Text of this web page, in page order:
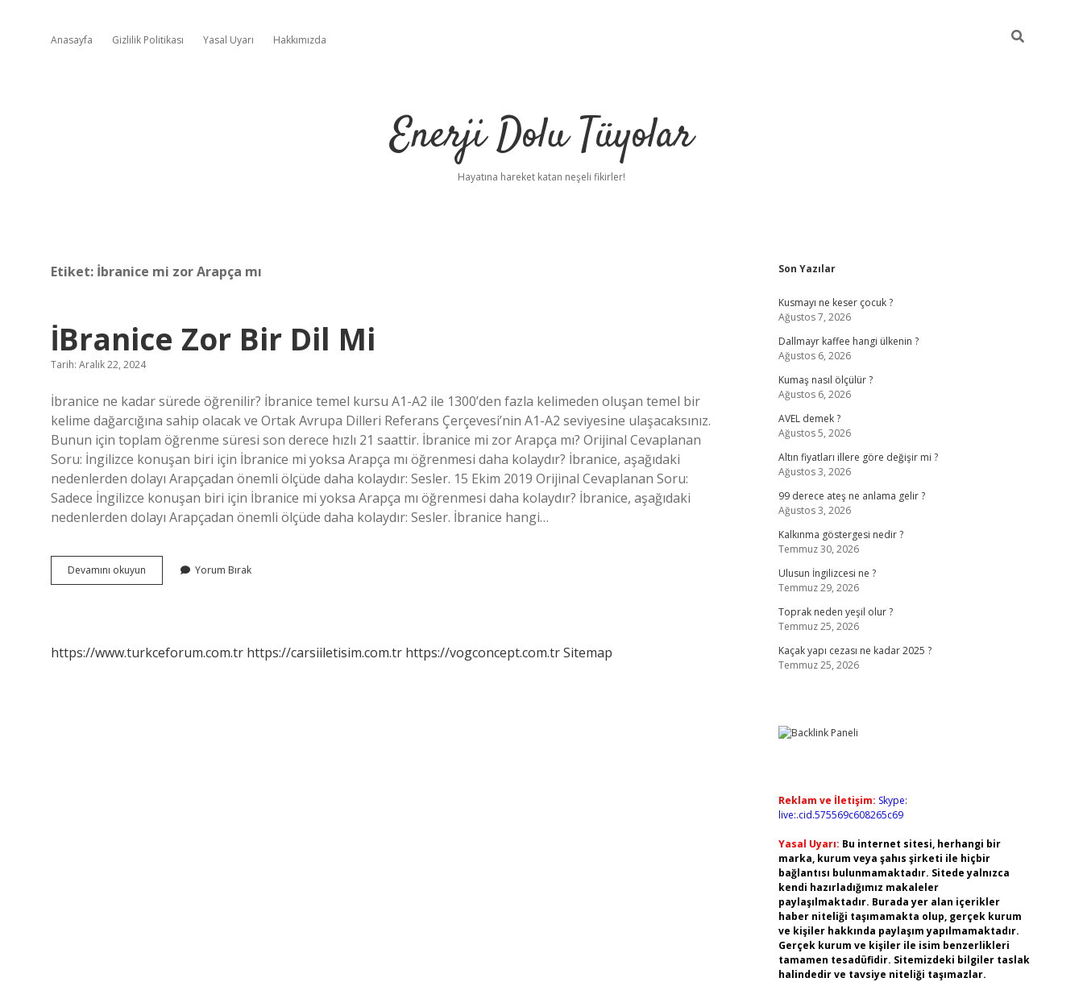
Anasayfa Gizlilik Politikası Yasal Uyarı Hakkımızda
Enerji Dolu Tüyolar
Hayatına hareket katan neşeli fikirler!
Etiket: İbranice mi zor Arapça mı
İBranice Zor Bir Dil Mi
Tarih: Aralık 22, 2024
İbranice ne kadar sürede öğrenilir? İbranice temel kursu A1-A2 ile 1300’den fazla kelimeden oluşan temel bir
kelime dağarcığına sahip olacak ve Ortak Avrupa Dilleri Referans Çerçevesi’nin A1-A2 seviyesine ulaşacaksınız.
Bunun için toplam öğrenme süresi son derece hızlı 21 saattir. İbranice mi zor Arapça mı? Orijinal Cevaplanan
Soru: İngilizce konuşan biri için İbranice mi yoksa Arapça mı öğrenmesi daha kolaydır? İbranice, aşağıdaki
nedenlerden dolayı Arapçadan önemli ölçüde daha kolaydır: Sesler. 15 Ekim 2019 Orijinal Cevaplanan Soru:
Sadece İngilizce konuşan biri için İbranice mi yoksa Arapça mı öğrenmesi daha kolaydır? İbranice, aşağıdaki
nedenlerden dolayı Arapçadan önemli ölçüde daha kolaydır: Sesler. İbranice hangi…
Devamını okuyun İBranice
Zor
Yorum Bırak
https://www.turkceforum.com.tr https://carsiiletisim.com.tr https://vogconcept.com.trSitemap
Sidebar
Son Yazılar
Kusmayı ne keser çocuk ?
Ağustos 7, 2026
Dallmayr kaffee hangi ülkenin ?
Ağustos 6, 2026
Kumaş nasıl ölçülür ?
Ağustos 6, 2026
AVEL demek ?
Ağustos 5, 2026
Altın fiyatları illere göre değişir mi ?
Ağustos 3, 2026
99 derece ateş ne anlama gelir ?
Ağustos 3, 2026
Kalkınma göstergesi nedir ?
Temmuz 30, 2026
Ulusun İngilizcesi ne ?
Temmuz 29, 2026
Toprak neden yeşil olur ?
Temmuz 25, 2026
Kaçak yapı cezası ne kadar 2025 ?
Temmuz 25, 2026
Reklam ve İletişim: Skype:
live:.cid.575569c608265c69
Yasal Uyarı: Bu internet sitesi, herhangi bir
marka, kurum veya şahıs şirketi ile hiçbir
bağlantısı bulunmamaktadır. Sitede yalnızca
kendi hazırladığımız makaleler
paylaşılmaktadır. Burada yer alan içerikler
haber niteliği taşımamakta olup, gerçek kurum
ve kişiler hakkında paylaşım yapılmamaktadır.
Gerçek kurum ve kişiler ile isim benzerlikleri
tamamen tesadüfidir. Sitemizdeki bilgiler taslak
halindedir ve tavsiye niteliği taşımazlar.